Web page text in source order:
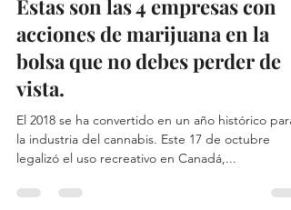
Colombia Cannabis Group
2 min read
Estas son las 4 empresas con
acciones de marijuana en la
bolsa que no debes perder de
vista.
El 2018 se ha convertido en un año histórico para